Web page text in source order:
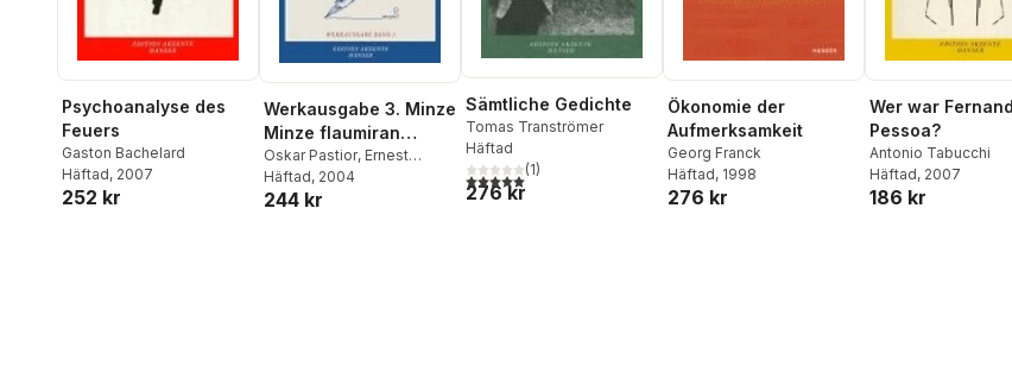
Psychoanalyse des
Feuers
Gaston Bachelard
Häftad, 2007
252 kr
Werkausgabe 3. Minze
Minze flaumiran
Schpektrum
Oskar Pastior, Ernest
Wichner
Häftad, 2004
244 kr
Sämtliche Gedichte
Tomas Tranströmer
Häftad
5,0utav 5 stjärnor. Totalt antal röster:
(1)
276 kr
Ökonomie der
Aufmerksamkeit
Georg Franck
Häftad, 1998
276 kr
Wer war
Pessoa?
Antonio Tabucchi
Häftad, 2007
186 kr